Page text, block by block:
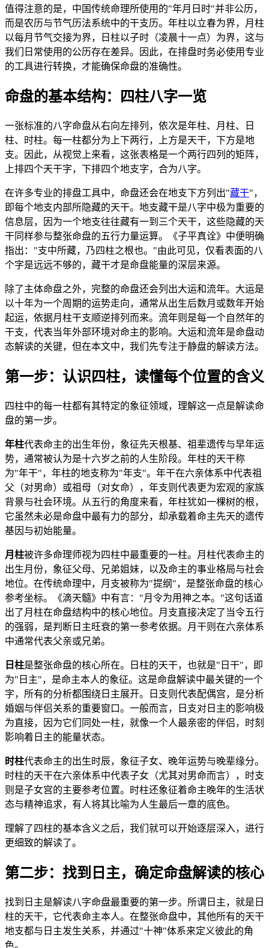
值得注意的是，中国传统命理所使用的"年月日时"并非公历，
而是农历与节气历法系统中的干支历。年柱以立春为界，月柱
以每月节气交接为界，日柱以子时（凌晨十一点）为界，这与
我们日常使用的公历存在差异。因此，在排盘时务必使用专业
的工具进行转换，才能确保命盘的准确性。
命盘的基本结构：四柱八字一览
一张标准的八字命盘从右向左排列，依次是年柱、月柱、日
柱、时柱。每一柱都分为上下两行，上方是天干，下方是地
支。因此，从视觉上来看，这张表格是一个两行四列的矩阵，
上排四个天干字，下排四个地支字，合为八字。
在许多专业的排盘工具中，命盘还会在地支下方列出"藏干"，
即每个地支内部所隐藏的天干。地支藏干是八字中极为重要的
信息层，因为一个地支往往藏有一到三个天干，这些隐藏的天
干同样参与整张命盘的五行力量运算。《子平真诠》中便明确
指出："支中所藏，乃四柱之根也。"由此可见，仅看表面的八
个字是远远不够的，藏干才是命盘能量的深层来源。
除了主体命盘之外，完整的命盘还会列出大运和流年。大运是
以十年为一个周期的运势走向，通常从出生后数月或数年开始
起运，依据月柱干支顺逆排列而来。流年则是每一个自然年的
干支，代表当年外部环境对命主的影响。大运和流年是命盘动
态解读的关键，但在本文中，我们先专注于静盘的解读方法。
第一步：认识四柱，读懂每个位置的含义
四柱中的每一柱都有其特定的象征领域，理解这一点是解读命
盘的第一步。
年柱代表命主的出生年份，象征先天根基、祖辈遗传与早年运
势，通常被认为是十六岁之前的人生阶段。年柱的天干称
为"年干"，年柱的地支称为"年支"。年干在六亲体系中代表祖
父（对男命）或祖母（对女命），年支则代表更为宏观的家族
背景与社会环境。从五行的角度来看，年柱犹如一棵树的根，
它虽然未必是命盘中最有力的部分，却承载着命主先天的遗传
基因与初始能量。
月柱被许多命理师视为四柱中最重要的一柱。月柱代表命主的
出生月份，象征父母、兄弟姐妹，以及命主的事业格局与社会
地位。在传统命理中，月支被称为"提纲"，是整张命盘的核心
参考坐标。《滴天髓》中有言："月令为用神之本。"这句话道
出了月柱在命盘结构中的核心地位。月支直接决定了当令五行
的强弱，是判断日主旺衰的第一参考依据。月干则在六亲体系
中通常代表父亲或兄弟。
日柱是整张命盘的核心所在。日柱的天干，也就是"日干"，即
为"日主"，是命主本人的象征。这是命盘解读中最关键的一个
字，所有的分析都围绕日主展开。日支则代表配偶宫，是分析
婚姻与伴侣关系的重要窗口。一般而言，日支对日主的影响极
为直接，因为它们同处一柱，就像一个人最亲密的伴侣，时刻
影响着日主的能量状态。
时柱代表命主的出生时辰，象征子女、晚年运势与晚辈缘分。
时柱的天干在六亲体系中代表子女（尤其对男命而言），时支
则是子女宫的主要参考位置。时柱还象征着命主晚年的生活状
态与精神追求，有人将其比喻为人生最后一章的底色。
理解了四柱的基本含义之后，我们就可以开始逐层深入，进行
更细致的解读了。
第二步：找到日主，确定命盘解读的核心
找到日主是解读八字命盘最重要的第一步。所谓日主，就是日
柱的天干，它代表命主本人。在整张命盘中，其他所有的天干
地支都与日主发生关系，并通过"十神"体系来定义彼此的角
色。